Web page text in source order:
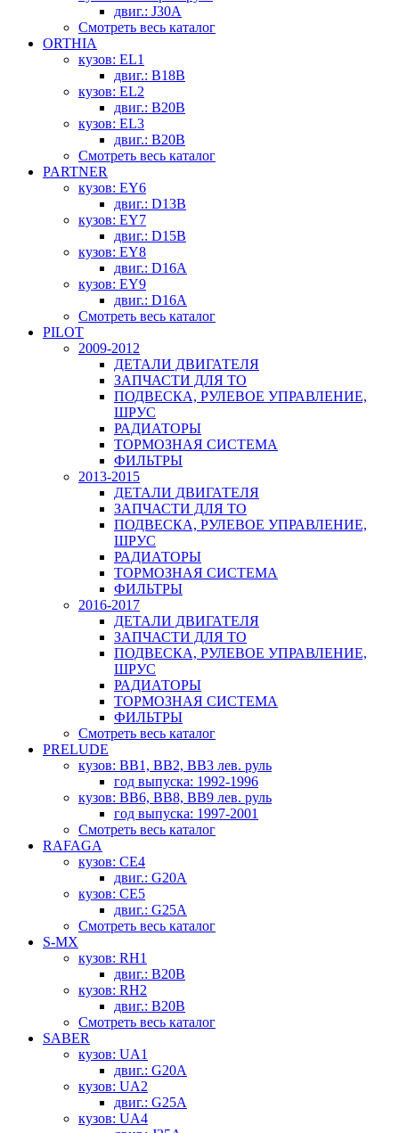
двиг.: J30A
Смотреть весь каталог
ORTHIA
кузов: EL1
двиг.: B18B
кузов: EL2
двиг.: B20B
кузов: EL3
двиг.: B20B
Смотреть весь каталог
PARTNER
кузов: EY6
двиг.: D13B
кузов: EY7
двиг.: D15B
кузов: EY8
двиг.: D16A
кузов: EY9
двиг.: D16A
Смотреть весь каталог
PILOT
2009-2012
ДЕТАЛИ ДВИГАТЕЛЯ
ЗАПЧАСТИ ДЛЯ ТО
ПОДВЕСКА, РУЛЕВОЕ УПРАВЛЕНИЕ,
ШРУС
РАДИАТОРЫ
ТОРМОЗНАЯ СИСТЕМА
ФИЛЬТРЫ
2013-2015
ДЕТАЛИ ДВИГАТЕЛЯ
ЗАПЧАСТИ ДЛЯ ТО
ПОДВЕСКА, РУЛЕВОЕ УПРАВЛЕНИЕ,
ШРУС
РАДИАТОРЫ
ТОРМОЗНАЯ СИСТЕМА
ФИЛЬТРЫ
2016-2017
ДЕТАЛИ ДВИГАТЕЛЯ
ЗАПЧАСТИ ДЛЯ ТО
ПОДВЕСКА, РУЛЕВОЕ УПРАВЛЕНИЕ,
ШРУС
РАДИАТОРЫ
ТОРМОЗНАЯ СИСТЕМА
ФИЛЬТРЫ
Смотреть весь каталог
PRELUDE
кузов: BB1, BB2, BB3 лев. руль
год выпуска: 1992-1996
кузов: BB6, BB8, BB9 лев. руль
год выпуска: 1997-2001
Смотреть весь каталог
RAFAGA
кузов: CE4
двиг.: G20A
кузов: CE5
двиг.: G25A
Смотреть весь каталог
S-MX
кузов: RH1
двиг.: B20B
кузов: RH2
двиг.: B20B
Смотреть весь каталог
SABER
кузов: UA1
двиг.: G20A
кузов: UA2
двиг.: G25A
кузов: UA4